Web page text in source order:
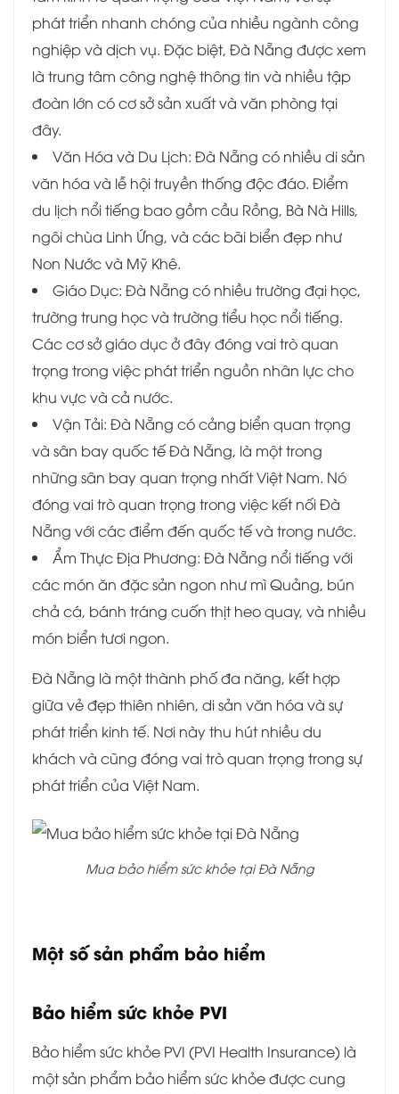
phát triển nhanh chóng của nhiều ngành công
nghiệp và dịch vụ. Đặc biệt, Đà Nẵng được xem
là trung tâm công nghệ thông tin và nhiều tập
đoàn lớn có cơ sở sản xuất và văn phòng tại
đây.
Văn Hóa và Du Lịch: Đà Nẵng có nhiều di sản
văn hóa và lễ hội truyền thống độc đáo. Điểm
du lịch nổi tiếng bao gồm cầu Rồng, Bà Nà Hills,
ngôi chùa Linh Ứng, và các bãi biển đẹp như
Non Nước và Mỹ Khê.
Giáo Dục: Đà Nẵng có nhiều trường đại học,
trường trung học và trường tiểu học nổi tiếng.
Các cơ sở giáo dục ở đây đóng vai trò quan
trọng trong việc phát triển nguồn nhân lực cho
khu vực và cả nước.
Vận Tải: Đà Nẵng có cảng biển quan trọng
và sân bay quốc tế Đà Nẵng, là một trong
những sân bay quan trọng nhất Việt Nam. Nó
đóng vai trò quan trọng trong việc kết nối Đà
Nẵng với các điểm đến quốc tế và trong nước.
Ẩm Thực Địa Phương: Đà Nẵng nổi tiếng với
các món ăn đặc sản ngon như mì Quảng, bún
chả cá, bánh tráng cuốn thịt heo quay, và nhiều
món biển tươi ngon.
Đà Nẵng là một thành phố đa năng, kết hợp
giữa vẻ đẹp thiên nhiên, di sản văn hóa và sự
phát triển kinh tế. Nơi này thu hút nhiều du
khách và cũng đóng vai trò quan trọng trong sự
phát triển của Việt Nam.
Mua bảo hiểm sức khỏe tại Đà Nẵng
Một số sản phẩm bảo hiểm
Bảo hiểm sức khỏe PVI
Bảo hiểm sức khỏe PVI (PVI Health Insurance) là
một sản phẩm bảo hiểm sức khỏe được cung